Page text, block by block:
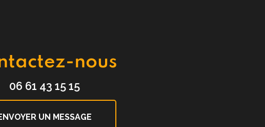
nous
06 61 43 15 15
UN MESSAGE